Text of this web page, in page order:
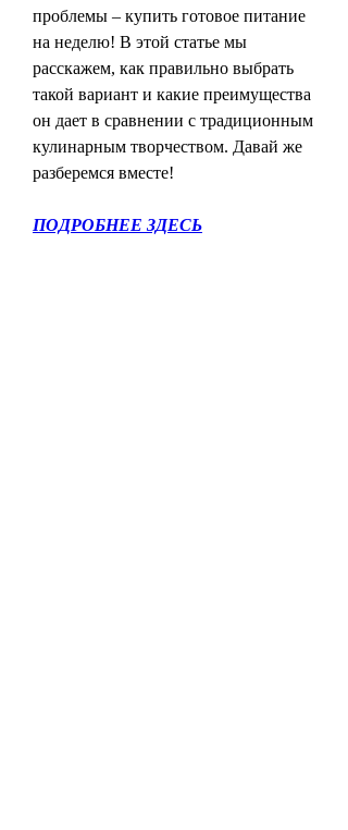
проблемы – купить готовое питание
на неделю! В этой статье мы
расскажем, как правильно выбрать
такой вариант и какие преимущества
он дает в сравнении с традиционным
кулинарным творчеством. Давай же
разберемся вместе!
ПОДРОБНЕЕ ЗДЕСЬ